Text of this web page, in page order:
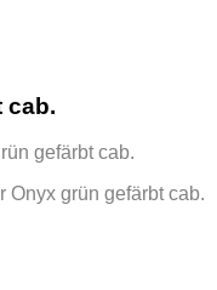
cab.
gefärbt cab.
Onyx grün gefärbt cab.